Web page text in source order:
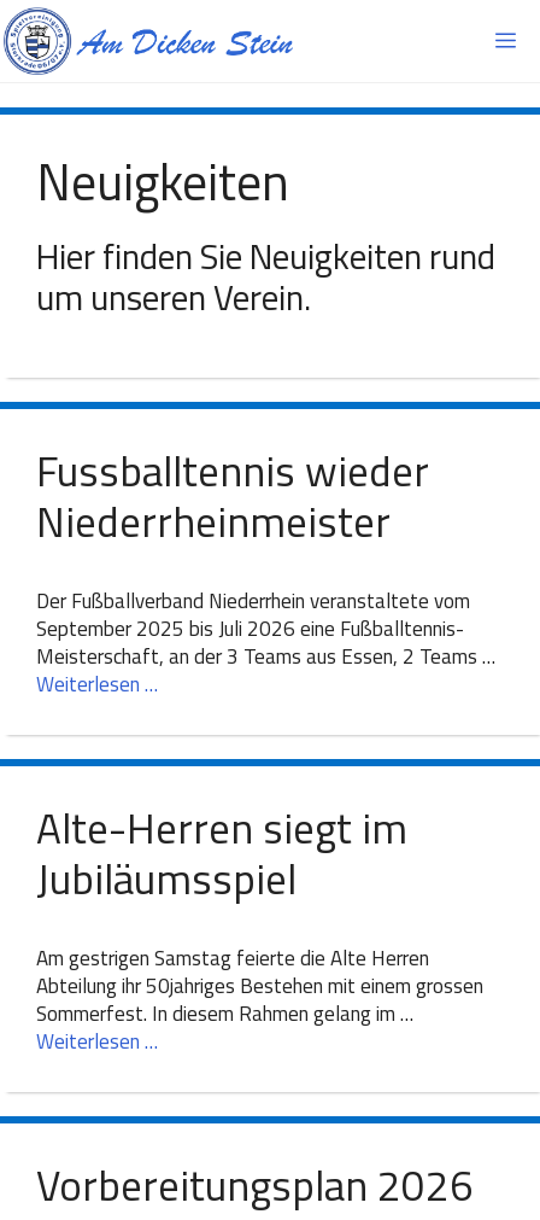
Zum
Inhalt
springen
Neuigkeiten
Hier finden Sie Neuigkeiten rund
um unseren Verein.
Fussballtennis wieder
Niederrheinmeister
Der Fußballverband Niederrhein veranstaltete vom
September 2025 bis Juli 2026 eine Fußballtennis-
Meisterschaft, an der 3 Teams aus Essen, 2 Teams …
Weiterlesen …
Alte-Herren siegt im
Jubiläumsspiel
Am gestrigen Samstag feierte die Alte Herren
Abteilung ihr 50jahriges Bestehen mit einem grossen
Sommerfest. In diesem Rahmen gelang im …
Weiterlesen …
Vorbereitungsplan 2026